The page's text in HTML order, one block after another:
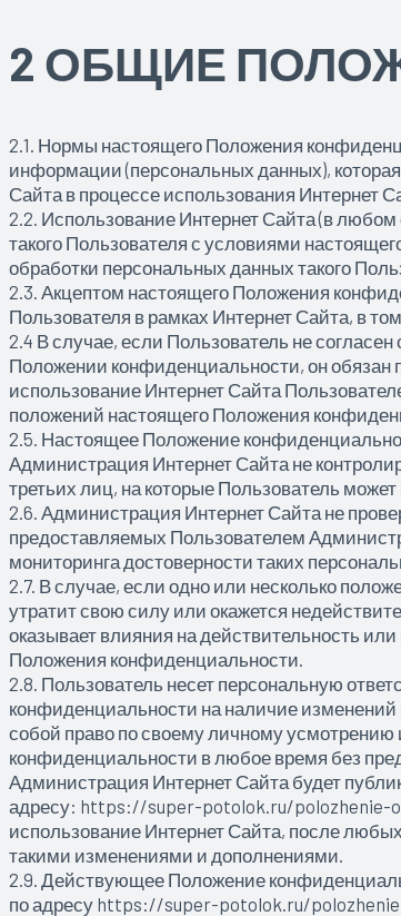
2 ОБЩИЕ
2.1. Нормы настоящего Положения
информации (персональных данных),
Сайта в процессе использования Интернет
2.2. Использование Интернет Сайта (в
такого Пользователя с условиями
обработки персональных данных такого
2.3. Акцептом настоящего Положения
Пользователя в рамках Интернет Сайта, в
2.4 В случае, если Пользователь не
Положении конфиденциальности, он обязан
использование Интернет Сайта
положений настоящего Положения
2.5. Настоящее Положение
Администрация Интернет Сайта не
третьих лиц, на которые Пользователь
2.6. Администрация Интернет Сайта не
предоставляемых Пользователем
мониторинга достоверности таких
2.7. В случае, если одно или несколько
утратит свою силу или окажется
оказывает влияния на действительность
Положения конфиденциальности.
2.8. Пользователь несет персональную
конфиденциальности на наличие
собой право по своему личному
конфиденциальности в любое время без
Администрация Интернет Сайта будет
адресу: https://super-potolok.ru/polozhenie-
использование Интернет Сайта, после
такими изменениями и дополнениями.
2.9. Действующее Положение
по адресу https://super-potolok.ru/